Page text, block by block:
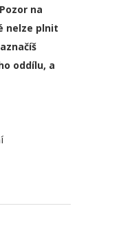
na
nelze plnit
oddílu, a